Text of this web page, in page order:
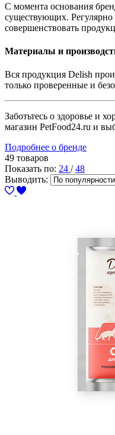
С момента основания
существующих. Регулярно
совершенствовать
Материалы и
Вся продукция Delish
только проверенные и
Заботьтесь о здоровье и
магазин PetFood24.ru и
Подробнее о бренде
49 товаров
Показать по: 24 /48
Выводить: